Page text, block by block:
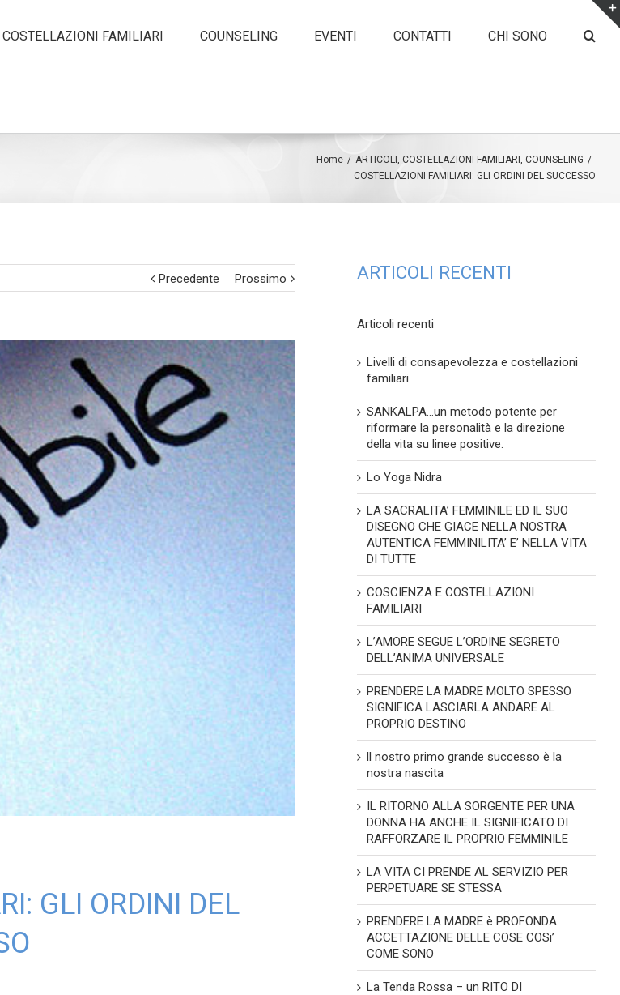
COSTELLAZIONI FAMILIARI COUNSELING EVENTI CONTATTI CHI SONO
Home / ARTICOLI , COSTELLAZIONI FAMILIARI , COUNSELING /
COSTELLAZIONI FAMILIARI: GLI ORDINI DEL SUCCESSO
Precedente Prossimo
GLI ORDINI DEL
ARTICOLI RECENTI
Articoli recenti
Livelli di consapevolezza e costellazioni
familiari
SANKALPA…un metodo potente per
riformare la personalità e la direzione
della vita su linee positive.
Lo Yoga Nidra
LA SACRALITA’ FEMMINILE ED IL SUO
DISEGNO CHE GIACE NELLA NOSTRA
AUTENTICA FEMMINILITA’ E’ NELLA VITA
DI TUTTE
COSCIENZA E COSTELLAZIONI
FAMILIARI
L’AMORE SEGUE L’ORDINE SEGRETO
DELL’ANIMA UNIVERSALE
PRENDERE LA MADRE MOLTO SPESSO
SIGNIFICA LASCIARLA ANDARE AL
PROPRIO DESTINO
ll nostro primo grande successo è la
nostra nascita
IL RITORNO ALLA SORGENTE PER UNA
DONNA HA ANCHE IL SIGNIFICATO DI
RAFFORZARE IL PROPRIO FEMMINILE
LA VITA CI PRENDE AL SERVIZIO PER
PERPETUARE SE STESSA
PRENDERE LA MADRE è PROFONDA
ACCETTAZIONE DELLE COSE COSi’
COME SONO
La Tenda Rossa – un RITO DI